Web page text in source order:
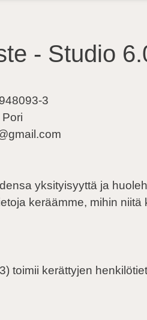
- Studio
3
yksityisyyttä ja
keräämme, mihin
toimii kerättyjen